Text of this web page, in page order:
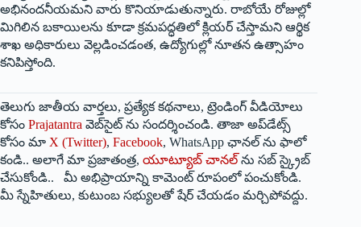
అభినందనీయమని వారు కొనియాడుతున్నారు. రాబోయే రోజుల్లో
మిగిలిన బకాయిలను కూడా క్రమపద్ధతిలో క్లియర్ చేస్తామని ఆర్థిక
శాఖ అధికారులు వెల్లడించడంత, ఉద్యోగుల్లో నూతన ఉత్సాహం
కనిపిస్తోంది.
తెలుగు జాతీయ వార్తలు, ప్రత్యేక కథనాలు, ట్రెండింగ్ వీడియోలు
కోసం Prajatantra వెబ్‌సైట్ ను సందర్శించండి. తాజా అప్‌డేట్స్
కోసం మా X (Twitter), Facebook, WhatsApp ఛానల్ ను ఫాలో
కండి.. అలాగే మా ప్రజాతంత్ర, యూట్యూబ్ చానల్ ను సబ్ స్క్రైబ్
చేసుకోండి.. మీ అభిప్రాయాన్ని కామెంట్ రూపంలో పంచుకోండి.
మీ స్నేహితులు, కుటుంబ సభ్యులతో షేర్ చేయడం మర్చిపోవద్దు.